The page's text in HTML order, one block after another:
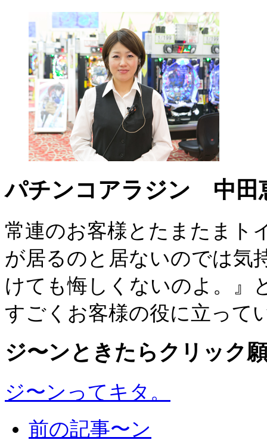
パチンコアラジン 中田
常連のお客様とたまたまト
が居るのと居ないのでは気
けても悔しくないのよ。』
すごくお客様の役に立って
ジ〜ンときたらクリック
ジ〜ンってキタ。
前の記事〜ン